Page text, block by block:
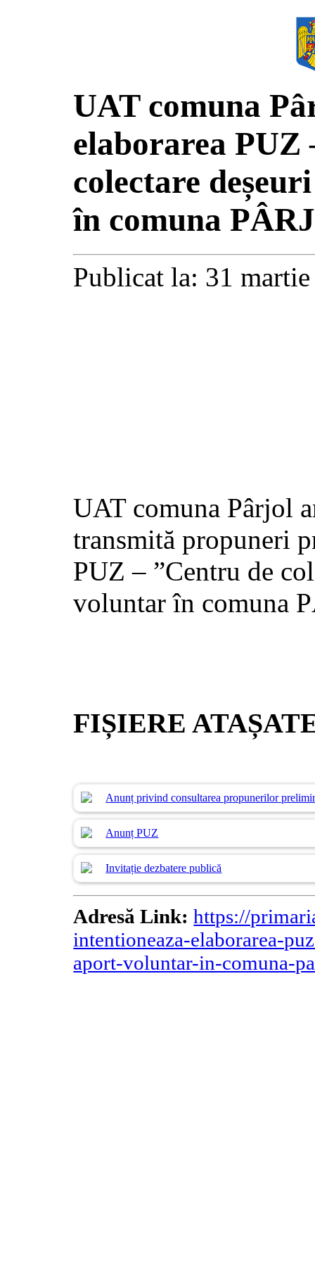
UAT comuna
elaborarea PUZ
colectare
în comuna
Publicat la: 31
UAT comuna Pârjol
transmită propuneri
PUZ – ”Centru de
voluntar în comuna
FIȘIERE
Anunț privind consultarea propunerilor
Anunț PUZ
Invitație dezbatere publică
Adresă Link: https://
intentioneaza-elaborarea-
aport-voluntar-in-comuna-